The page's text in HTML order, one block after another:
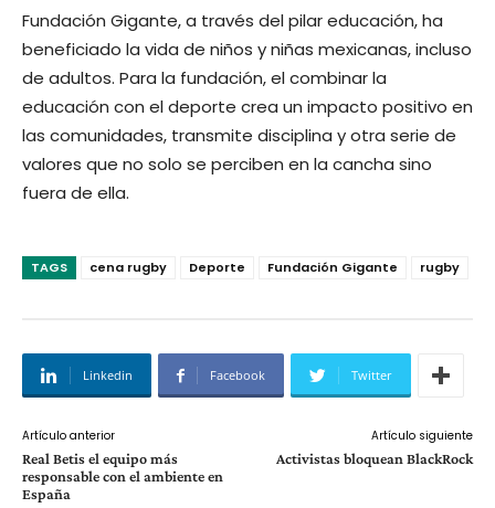
Fundación Gigante, a través del pilar educación, ha
beneficiado la vida de niños y niñas mexicanas, incluso
de adultos. Para la fundación, el combinar la
educación con el deporte crea un impacto positivo en
las comunidades, transmite disciplina y otra serie de
valores que no solo se perciben en la cancha sino
fuera de ella.
TAGS cena rugby Deporte Fundación Gigante rugby
Linkedin Facebook Twitter
Artículo anterior
Real Betis el equipo más
responsable con el ambiente en
España
Artículo siguiente
Activistas bloquean BlackRock